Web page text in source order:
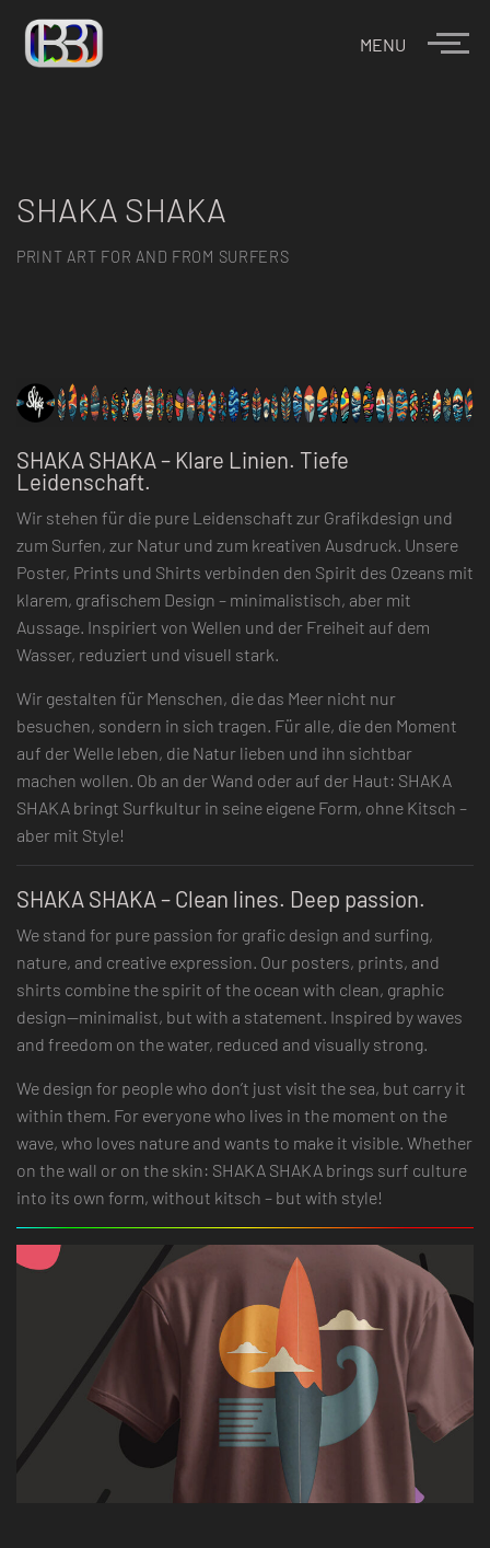
MENU
SHAKA SHAKA
PRINT ART FOR AND FROM SURFERS
SHAKA SHAKA – Klare Linien. Tiefe
Leidenschaft.
Wir stehen für die pure Leidenschaft zur Grafikdesign und
zum Surfen, zur Natur und zum kreativen Ausdruck. Unsere
Poster, Prints und Shirts verbinden den Spirit des Ozeans mit
klarem, grafischem Design – minimalistisch, aber mit
Aussage. Inspiriert von Wellen und der Freiheit auf dem
Wasser, reduziert und visuell stark.
Wir gestalten für Menschen, die das Meer nicht nur
besuchen, sondern in sich tragen. Für alle, die den Moment
auf der Welle leben, die Natur lieben und ihn sichtbar
machen wollen. Ob an der Wand oder auf der Haut: SHAKA
SHAKA bringt Surfkultur in seine eigene Form, ohne Kitsch –
aber mit Style!
SHAKA SHAKA – Clean lines. Deep passion.
We stand for pure passion for grafic design and surfing,
nature, and creative expression. Our posters, prints, and
shirts combine the spirit of the ocean with clean, graphic
design—minimalist, but with a statement. Inspired by waves
and freedom on the water, reduced and visually strong.
We design for people who don’t just visit the sea, but carry it
within them. For everyone who lives in the moment on the
wave, who loves nature and wants to make it visible. Whether
on the wall or on the skin: SHAKA SHAKA brings surf culture
into its own form, without kitsch – but with style!